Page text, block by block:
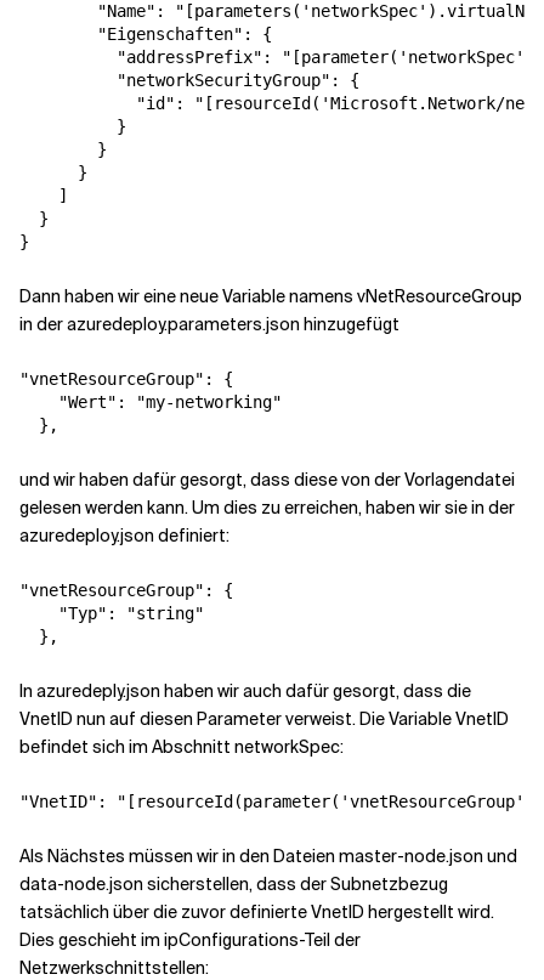
"Name" :
"Eigenschaften" :
{
"addressPrefix" :
"networkSecurityGroup" :
{
"id" :
"[resourceId('Microsoft.Network/
}
}
}
]
}
}
Dann haben wir eine neue Variable namens vNetResourceGroup
in der azuredeploy.parameters.json hinzugefügt
"vnetResourceGroup" :
{
"Wert" :
"my-networking"
} ,
und wir haben dafür gesorgt, dass diese von der Vorlagendatei
gelesen werden kann. Um dies zu erreichen, haben wir sie in der
azuredeploy.json definiert:
"vnetResourceGroup" :
{
"Typ" :
"string"
} ,
In azuredeply.json haben wir auch dafür gesorgt, dass die
VnetID nun auf diesen Parameter verweist. Die Variable VnetID
befindet sich im Abschnitt networkSpec:
"VnetID" :
Als Nächstes müssen wir in den Dateien master-node.json und
data-node.json sicherstellen, dass der Subnetzbezug
tatsächlich über die zuvor definierte VnetID hergestellt wird.
Dies geschieht im ipConfigurations-Teil der
Netzwerkschnittstellen: